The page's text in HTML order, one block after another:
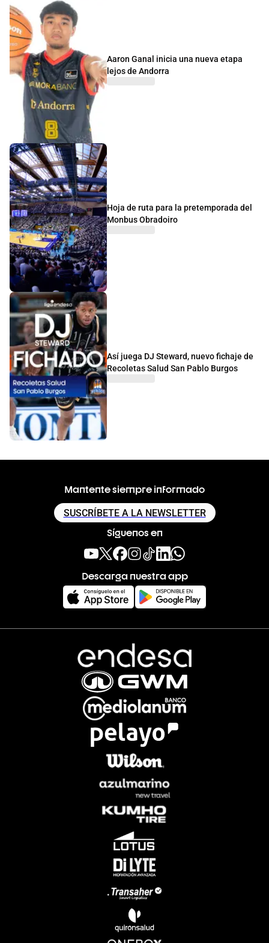
Aaron Ganal inicia una nueva etapa
lejos de Andorra
Hoja de ruta para la pretemporada del
Monbus Obradoiro
Así juega DJ Steward, nuevo fichaje de
Recoletas Salud San Pablo Burgos
Mantente siempre informado
SUSCRÍBETE A LA NEWSLETTER
Síguenos en
Descarga nuestra app